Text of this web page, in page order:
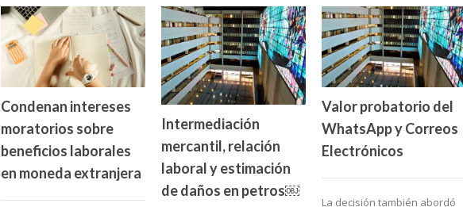
Condenan intereses
moratorios sobre
beneficios laborales
en moneda extranjera
Intermediación
mercantil, relación
laboral y estimación
de daños en petros￼
Valor probatorio del
WhatsApp y Correos
Electrónicos
La decisión también abordó